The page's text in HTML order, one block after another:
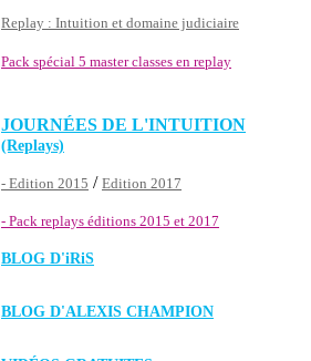
Replay : Intuition et domaine judiciaire
Pack spécial 5 master classes en replay
JOURNÉES DE L'INTUITION
(Replays)
- Edition 2015 / Edition 2017
- Pack replays éditions 2015 et 2017
BLOG D'iRiS
BLOG D'ALEXIS CHAMPION